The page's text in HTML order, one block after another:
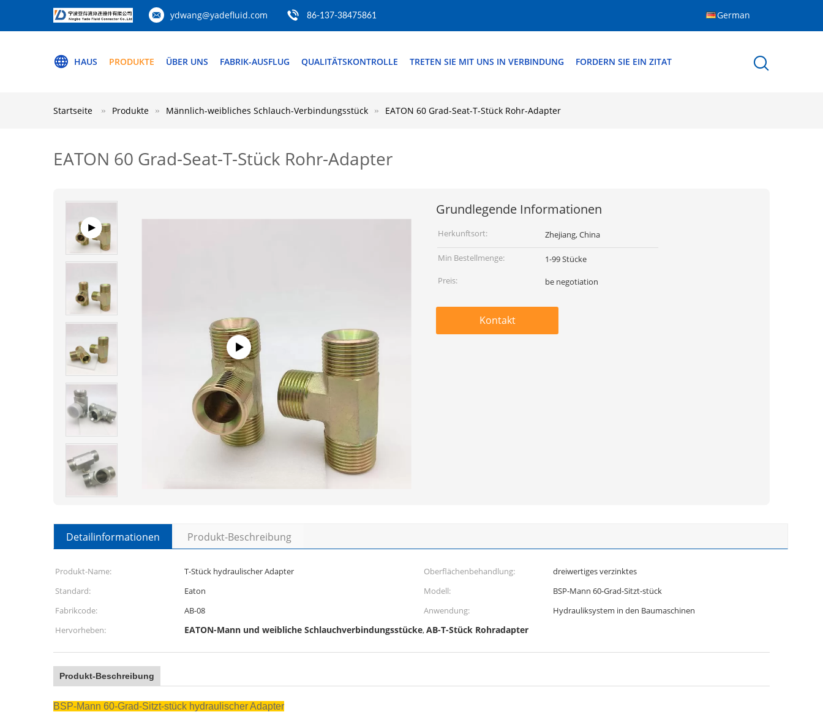
ydwang@yadefluid.com 86-137-38475861 German
HAUS PRODUKTE ÜBER UNS FABRIK-AUSFLUG QUALITÄTSKONTROLLE TRETEN SIE MIT UNS IN VERBINDUNG FORDERN SIE EIN ZITAT
Startseite Produkte Männlich-weibliches Schlauch-Verbindungsstück EATON 60 Grad-Seat-T-Stück Rohr-Adapter
EATON 60 Grad-Seat-T-Stück Rohr-Adapter
Grundlegende Informationen
Herkunftsort: Zhejiang, China
Min Bestellmenge:
1-99 Stücke
Preis:
be negotiation
Kontakt
Detailinformationen Produkt-Beschreibung
Produkt-Name: T-Stück hydraulischer Adapter Oberflächenbehandlung:
dreiwertiges verzinktes
Standard:
Eaton Modell:
BSP-Mann 60-Grad-Sitzt-stück
Fabrikcode:
AB-08 Anwendung:
Hydrauliksystem in den Baumaschinen
Hervorheben:
EATON-Mann und weibliche Schlauchverbindungsstücke,AB-T-Stück Rohradapter
Produkt-Beschreibung
BSP-Mann 60-Grad-Sitzt-stück hydraulischer Adapter